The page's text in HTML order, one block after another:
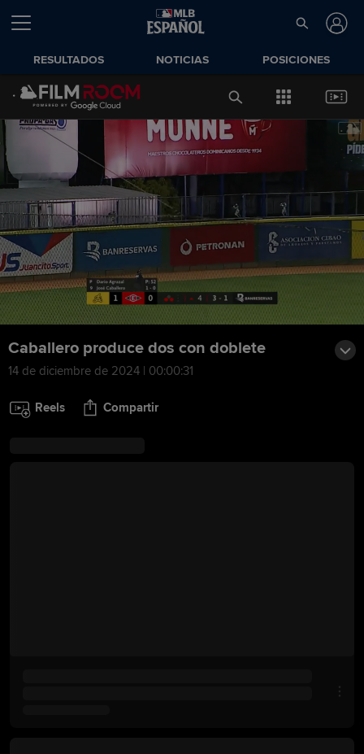
RESULTADOS NOTICIAS POSICIONES
Caballero produce dos con doblete
14 de diciembre de 2024 | 00:00:31
Reels Compartir